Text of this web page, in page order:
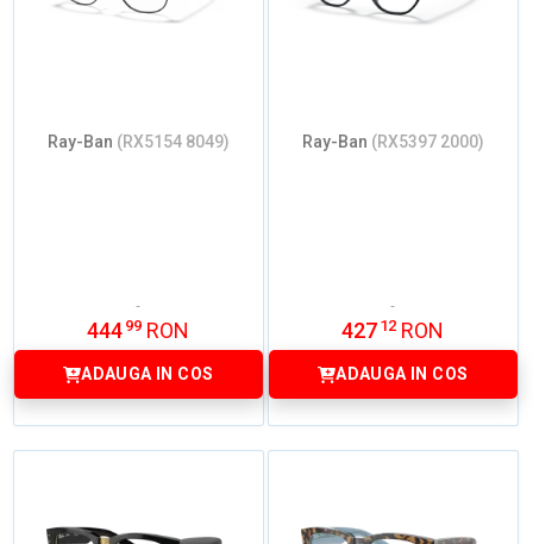
Ray-Ban (RX5154 8049)
444 99 RON
ADAUGA IN COS
Ray-Ban (RX5397 2000)
427 12 RON
ADAUGA IN COS